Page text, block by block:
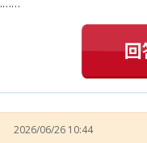
2026/06/26 10:44